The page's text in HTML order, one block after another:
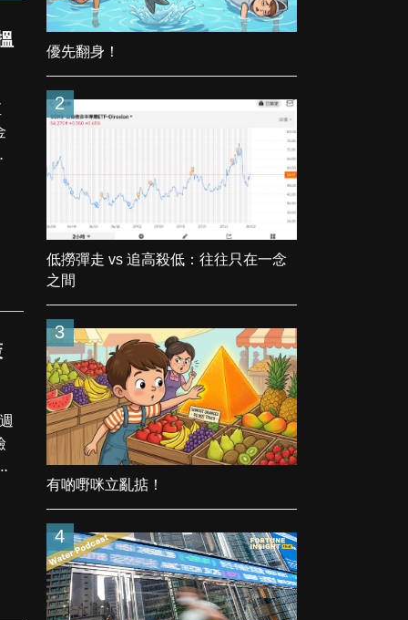
優先翻身！
2
低撈彈走 vs 追高殺低：往往只在一念
之間
3
有啲嘢咪立亂掂！
4